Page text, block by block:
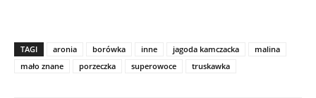
TAGI aronia borówka inne jagoda kamczacka
malina
mało znane
porzeczka superowoce truskawka